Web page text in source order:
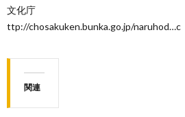
文化庁
ttp://chosakuken.bunka.go.jp/naruhod…c
関連